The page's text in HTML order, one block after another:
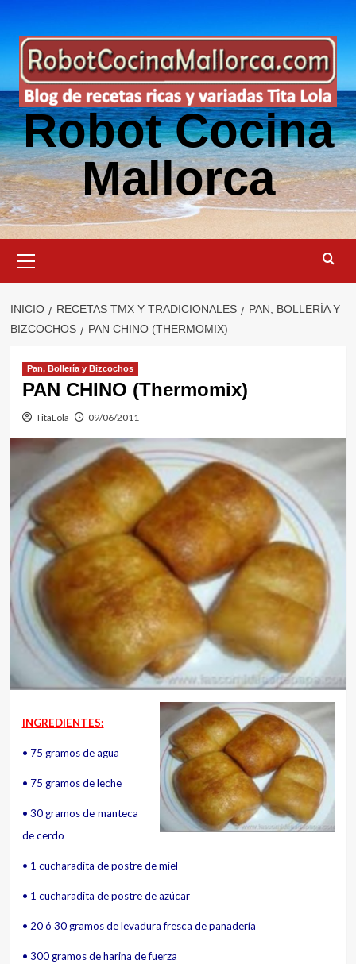
contenido
Robot Cocina
Mallorca
primario
INICIO RECETAS TMX Y TRADICIONALES
PAN, BOLLERÍA Y
BIZCOCHOS
PAN CHINO (THERMOMIX)
Pan, Bollería y Bizcochos
PAN CHINO (Thermomix)
TitaLola 09/06/2011
INGREDIENTES:
• 75 gramos de agua
• 75 gramos de leche
• 30 gramos de manteca
de cerdo
• 1 cucharadita de postre de miel
• 1 cucharadita de postre de azúcar
• 20 ó 30 gramos de levadurafresca de panadería
• 300 gramos de harina de fuerza